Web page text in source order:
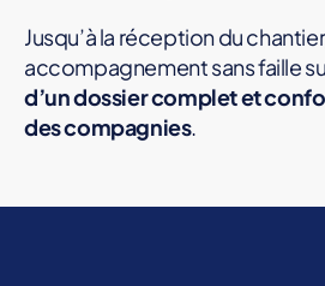
Jusqu’à la réception du
accompagnement sans faille
d’un dossier complet et
des compagnies.